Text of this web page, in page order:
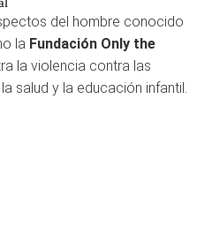
del hombre conocido
la Fundación Only the
la violencia contra las
salud y la educación infantil.